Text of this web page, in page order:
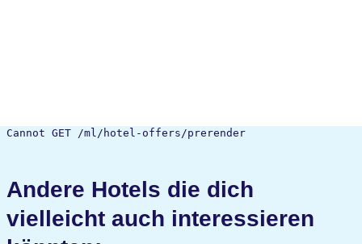
Cannot GET /ml/hotel-offers/prerender
Andere Hotels die dich
vielleicht auch interessieren